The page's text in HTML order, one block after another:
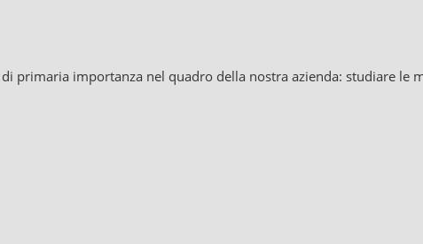
primaria importanza nel quadro della nostra azienda: studiare le